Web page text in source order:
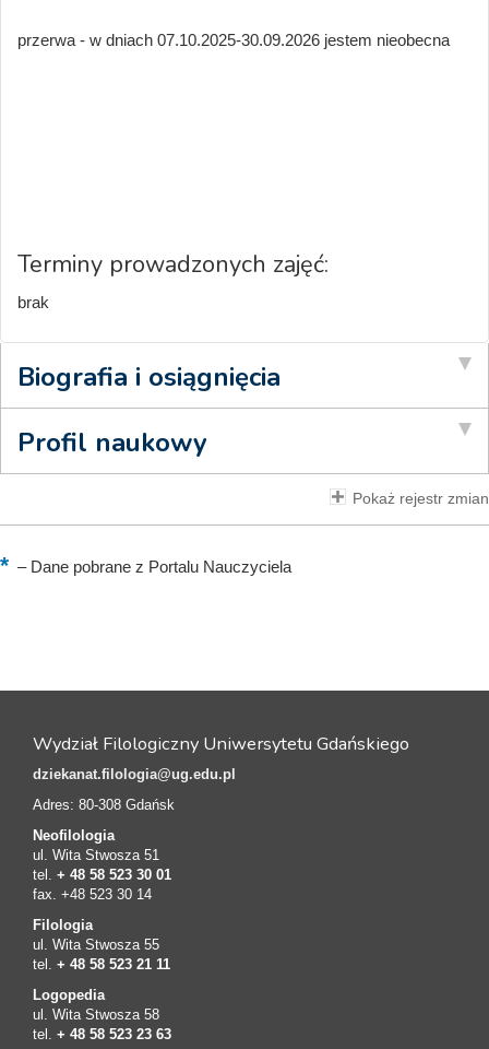
przerwa - w dniach 07.10.2025-30.09.2026 jestem nieobecna
Terminy prowadzonych zajęć:
brak
Biografia i osiągnięcia
Profil naukowy
Pokaż rejestr zmian
–Dane pobrane z Portalu Nauczyciela
Wydział Filologiczny Uniwersytetu Gdańskiego
dziekanat.filologia@ug.edu.pl
Adres: 80-308 Gdańsk
Neofilologia
ul. Wita Stwosza 51
tel. + 48 58 523 30 01
fax. +48 523 30 14
Filologia
ul. Wita Stwosza 55
tel. + 48 58 523 21 11
Logopedia
ul. Wita Stwosza 58
tel. + 48 58 523 23 63